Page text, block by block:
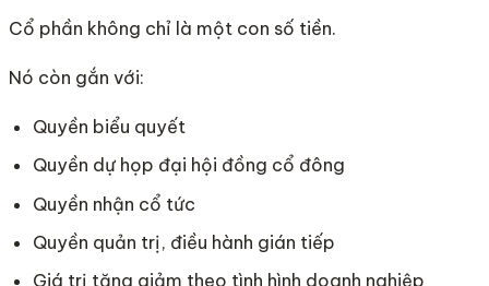
Cổ phần không chỉ là một con số tiền.
Nó còn gắn với:
Quyền biểu quyết
Quyền dự họp đại hội đồng cổ đông
Quyền nhận cổ tức
Quyền quản trị, điều hành gián tiếp
Giá trị tăng giảm theo tình hình doanh nghiệp